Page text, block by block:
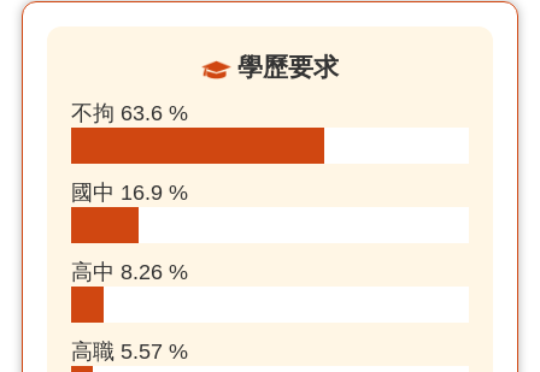
學歷要求
不拘 63.6 %
國中 16.9 %
高中 8.26 %
高職 5.57 %